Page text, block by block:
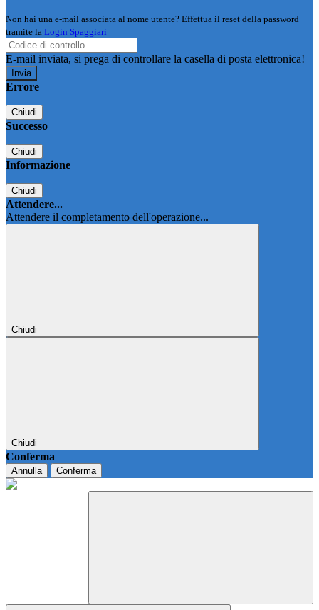
Non hai una e-mail associata al nome utente? Effettua il reset della password
tramite la Login Spaggiari
E-mail inviata, si prega di controllare la casella di posta elettronica!
Errore
Chiudi
Successo
Chiudi
Informazione
Chiudi
Attendere...
Attendere il completamento dell'operazione...
Chiudi
Chiudi
Conferma
Annulla Conferma